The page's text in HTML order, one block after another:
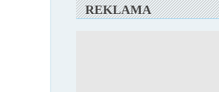
REKLAMA